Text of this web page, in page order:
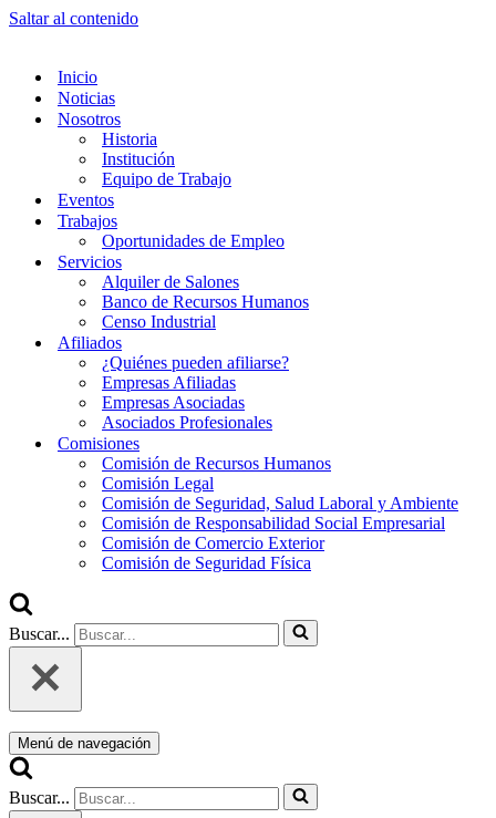
Saltar al contenido
Inicio
Noticias
Nosotros
Historia
Institución
Equipo de Trabajo
Eventos
Trabajos
Oportunidades de Empleo
Servicios
Alquiler de Salones
Banco de Recursos Humanos
Censo Industrial
Afiliados
¿Quiénes pueden afiliarse?
Empresas Afiliadas
Empresas Asociadas
Asociados Profesionales
Comisiones
Comisión de Recursos Humanos
Comisión Legal
Comisión de Seguridad, Salud Laboral y Ambiente
Comisión de Responsabilidad Social Empresarial
Comisión de Comercio Exterior
Comisión de Seguridad Física
Buscar...
Menú de navegación
Buscar...